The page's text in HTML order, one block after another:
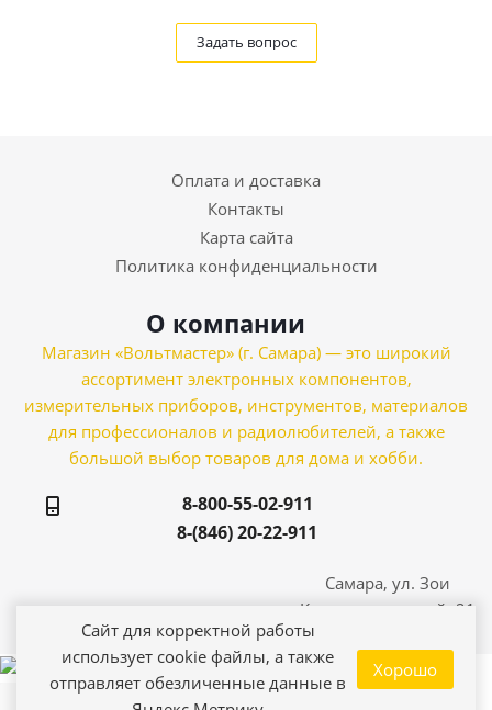
Задать вопрос
Оплата и доставка
Контакты
Карта сайта
Политика конфиденциальности
О компании
Магазин «Вольтмастер» (г. Самара) — это широкий
ассортимент электронных компонентов,
измерительных приборов, инструментов, материалов
для профессионалов и радиолюбителей, а также
большой выбор товаров для дома и хобби.
8-800-55-02-911
8-(846) 20-22-911
Самара, ул. Зои
Космодемьянской, 21
Сайт для корректной работы
использует cookie файлы, а также
отправляет обезличенные данные в
Хорошо